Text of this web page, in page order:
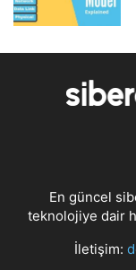
En güncel
teknolojiye dair
İletişim: